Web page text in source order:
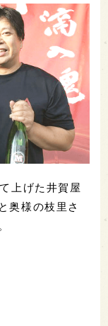
上げた井賀屋
奥様の枝里さ